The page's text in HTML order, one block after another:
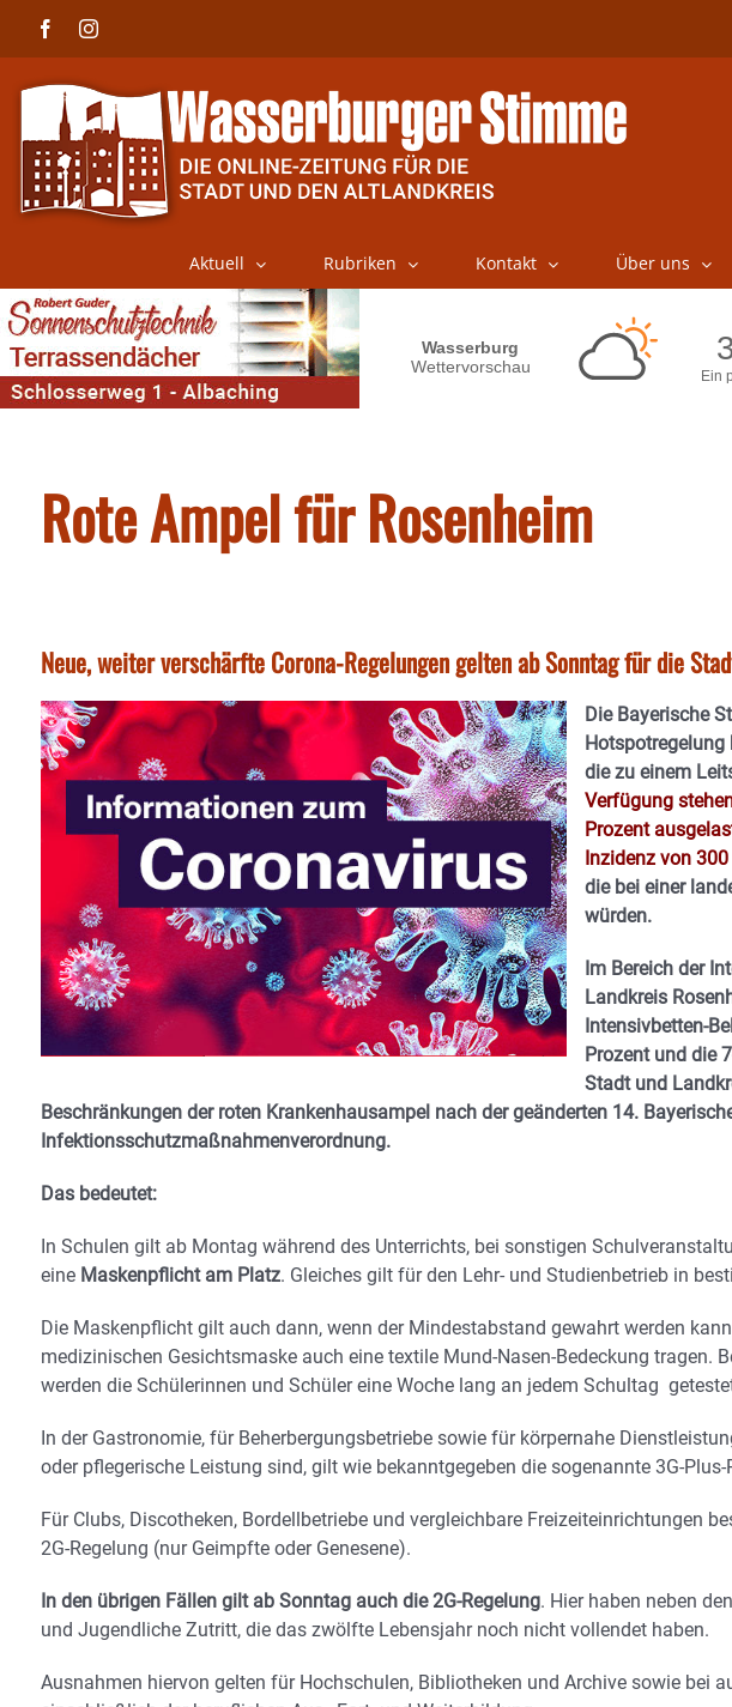
FacebookInstagram
Aktuell Rubriken Kontakt Über uns
Rote Ampel für Rosenheim
Neue, weiter verschärfte Corona-Regelungen gelten ab Sonntag für die
Die Bayerische
Hotspotregelung
die zu einem
Verfügung
Prozent
Inzidenz von
die bei einer
würden.
Im Bereich der
Landkreis
Intensivbetten-
Prozent und die
Stadt und
Beschränkungen der roten Krankenhausampel nach der geänderten 14.
Infektionsschutzmaßnahmenverordnung.
Das bedeutet:
In Schulen gilt ab Montag während des Unterrichts, bei sonstigen
eine Maskenpflicht am Platz. Gleiches gilt für den Lehr- und Studienbetrieb in
Die Maskenpflicht gilt auch dann, wenn der Mindestabstand gewahrt werden
medizinischen Gesichtsmaske auch eine textile Mund-Nasen-Bedeckung tragen.
werden die Schülerinnen und Schüler eine Woche lang an jedem Schultag
In der Gastronomie, für Beherbergungsbetriebe sowie für körpernahe
oder pflegerische Leistung sind, gilt wie bekanntgegeben die sogenannte 3G-
Für Clubs, Discotheken, Bordellbetriebe und vergleichbare Freizeiteinrichtungen
2G-Regelung (nur Geimpfte oder Genesene).
In den übrigen Fällen gilt ab Sonntag auch die 2G-Regelung. Hier haben neben
und Jugendliche Zutritt, die das zwölfte Lebensjahr noch nicht vollendet haben.
Ausnahmen hiervon gelten für Hochschulen, Bibliotheken und Archive sowie bei